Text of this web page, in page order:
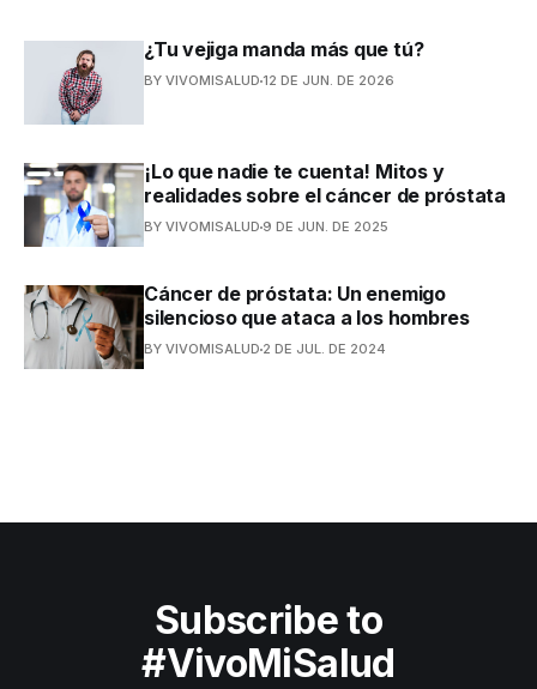
¿Tu vejiga manda más que tú?
BY VIVOMISALUD 12 DE JUN. DE 2026
¡Lo que nadie te cuenta! Mitos y
realidades sobre el cáncer de próstata
BY VIVOMISALUD 9 DE JUN. DE 2025
Cáncer de próstata: Un enemigo
silencioso que ataca a los hombres
BY VIVOMISALUD 2 DE JUL. DE 2024
Subscribe to
#VivoMiSalud